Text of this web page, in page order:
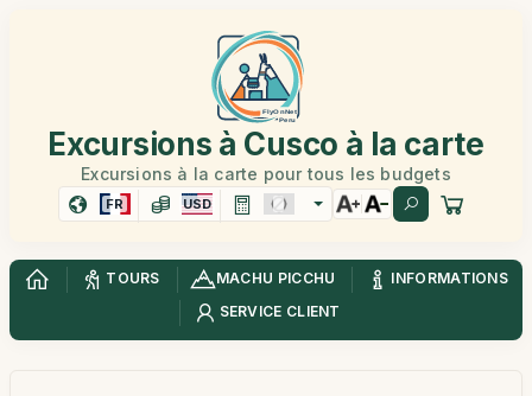
Excursions à Cusco à la carte
Excursions à la carte pour tous les budgets
FR USD
TOURS MACHU PICCHU
INFORMATIONS
SERVICE CLIENT